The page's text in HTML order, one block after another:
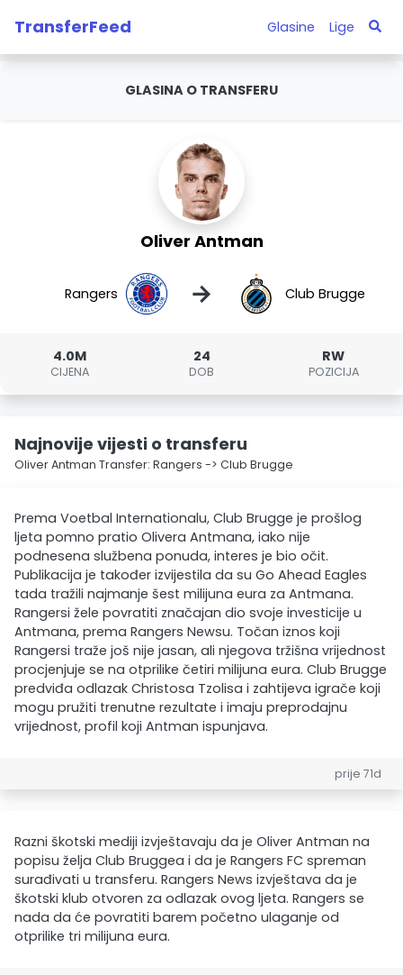
TransferFeed Glasine Lige
GLASINA O TRANSFERU
Oliver Antman
Rangers → Club Brugge
4.0M
CIJENA
24
DOB
RW
POZICIJA
Najnovije vijesti o transferu
Oliver Antman Transfer: Rangers -> Club Brugge
Prema Voetbal Internationalu, Club Brugge je prošlog
ljeta pomno pratio Olivera Antmana, iako nije
podnesena službena ponuda, interes je bio očit.
Publikacija je također izvijestila da su Go Ahead Eagles
tada tražili najmanje šest milijuna eura za Antmana.
Rangersi žele povratiti značajan dio svoje investicije u
Antmana, prema Rangers Newsu. Točan iznos koji
Rangersi traže još nije jasan, ali njegova tržišna vrijednost
procjenjuje se na otprilike četiri milijuna eura. Club Brugge
predviđa odlazak Christosa Tzolisa i zahtijeva igrače koji
mogu pružiti trenutne rezultate i imaju preprodajnu
vrijednost, profil koji Antman ispunjava.
prije 71d
Razni škotski mediji izvještavaju da je Oliver Antman na
popisu želja Club Bruggea i da je Rangers FC spreman
surađivati u transferu. Rangers News izvještava da je
škotski klub otvoren za odlazak ovog ljeta. Rangers se
nada da će povratiti barem početno ulaganje od
otprilike tri milijuna eura.